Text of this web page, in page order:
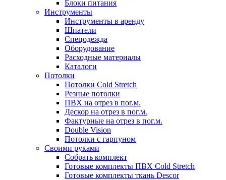
Блоки питания
Инструменты
Инструменты в аренду
Шпатели
Спецодежда
Оборудование
Расходные материалы
Каталоги
Потолки
Потолки Cold Stretch
Резные потолки
ПВХ на отрез в пог.м.
Дескор на отрез в пог.м.
Фактурные на отрез в пог.м.
Double Vision
Потолки с гарпуном
Своими руками
Собрать комплект
Готовые комплекты ПВХ Cold Stretch
Готовые комплекты ткань Descor